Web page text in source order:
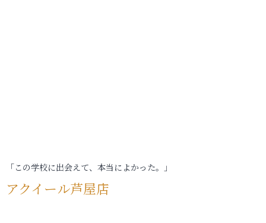
「この学校に出会えて、本当によかった。」
アクイール芦屋店